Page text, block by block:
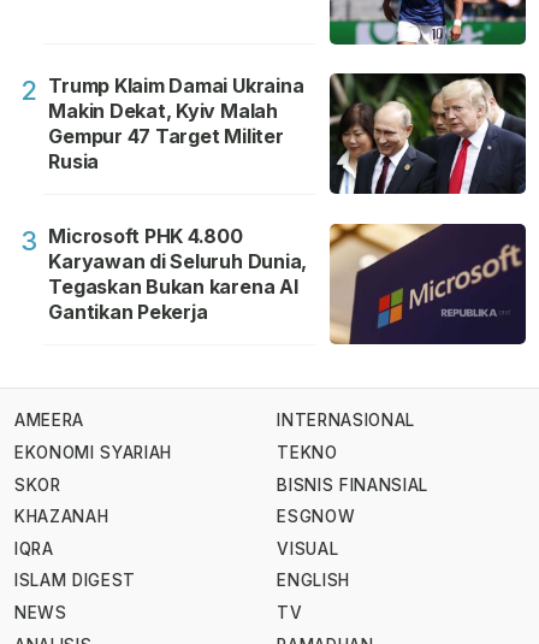
2 Trump Klaim Damai Ukraina
Makin Dekat, Kyiv Malah
Gempur 47 Target Militer
Rusia
3 Microsoft PHK 4.800
Karyawan di Seluruh Dunia,
Tegaskan Bukan karena AI
Gantikan Pekerja
AMEERA
EKONOMI SYARIAH
SKOR
KHAZANAH
IQRA
ISLAM DIGEST
NEWS
INTERNASIONAL
TEKNO
BISNIS FINANSIAL
ESGNOW
VISUAL
ENGLISH
TV